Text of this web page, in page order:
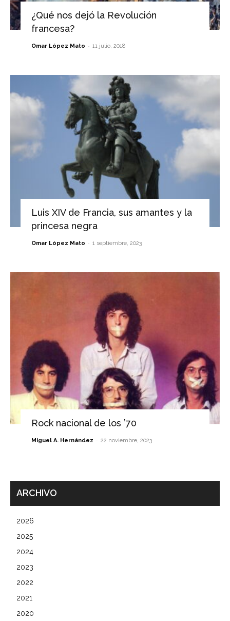
¿Qué nos dejó la Revolución
francesa?
Omar López Mato - 11 julio, 2018
Luis XIV de Francia, sus amantes y la
princesa negra
Omar López Mato - 1 septiembre, 2023
Rock nacional de los ’70
Miguel A. Hernández - 22 noviembre, 2023
ARCHIVO
2026
2025
2024
2023
2022
2021
2020